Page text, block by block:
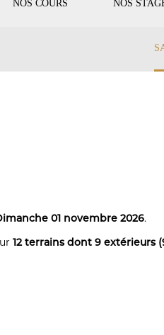
NOS COURS NOS
01 novembre 2026.
12 terrains dont 9 extérieurs